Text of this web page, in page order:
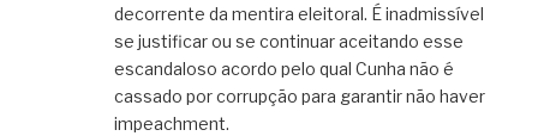
decorrente da mentira eleitoral. É inadmissível
se justificar ou se continuar aceitando esse
escandaloso acordo pelo qual Cunha não é
cassado por corrupção para garantir não haver
impeachment.